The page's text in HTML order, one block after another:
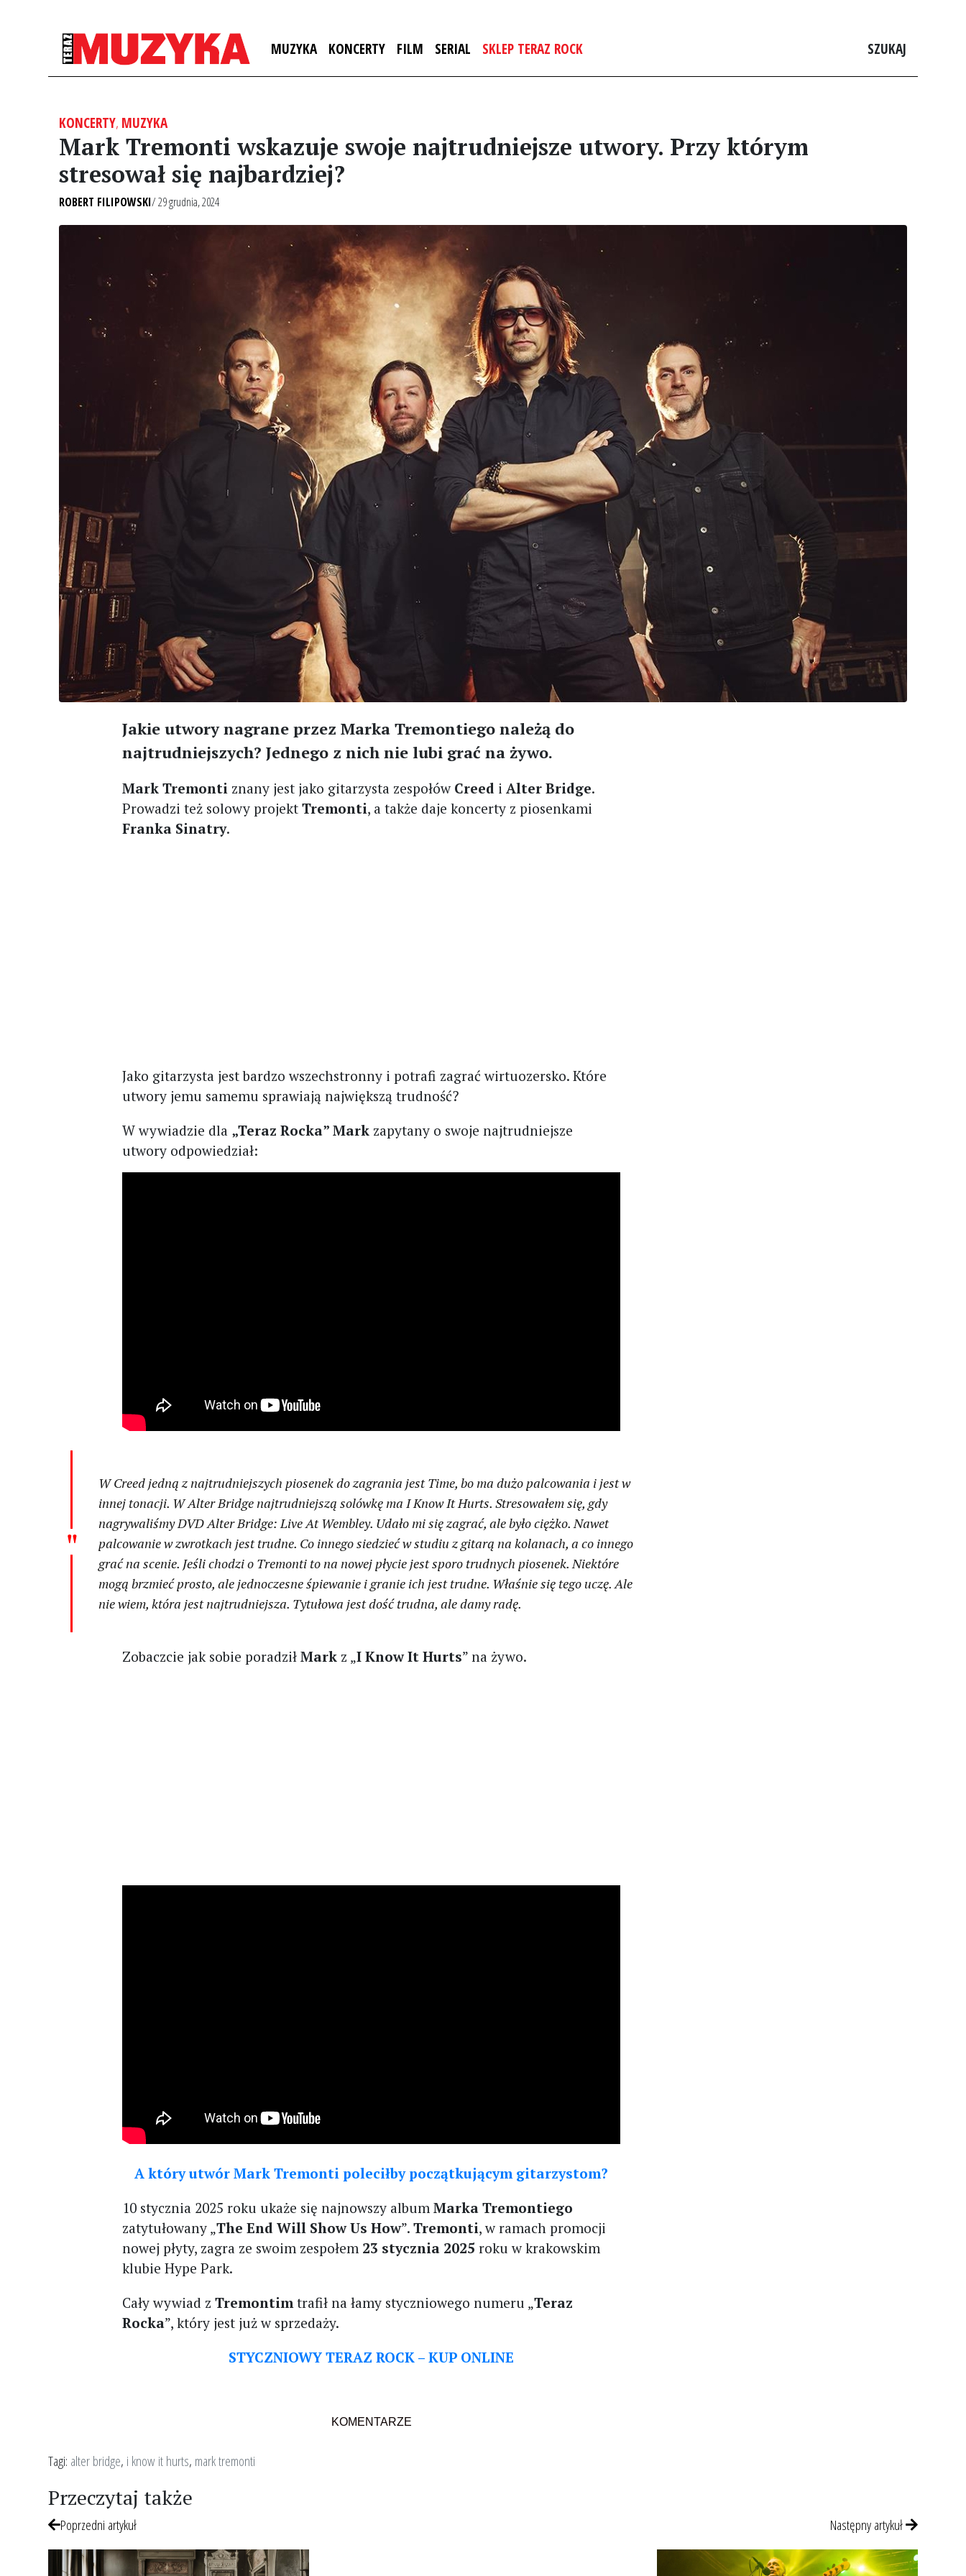
MUZYKA KONCERTY FILM SERIAL SKLEP TERAZ ROCK SZUKAJ
KONCERTY, MUZYKA
Mark Tremonti wskazuje swoje najtrudniejsze utwory. Przy którym
stresował się najbardziej?
ROBERT FILIPOWSKI/ 29 grudnia, 2024
Jakie utwory nagrane przez Marka Tremontiego należą do
najtrudniejszych? Jednego z nich nie lubi grać na żywo.
Mark Tremonti znany jest jako gitarzysta zespołów Creed iAlter Bridge.
Prowadzi też solowy projektTremonti, a także daje koncerty z piosenkami
Franka Sinatry.
Jako gitarzysta jest bardzo wszechstronny i potrafi zagrać wirtuozersko. Które
utwory jemu samemu sprawiają największą trudność?
W wywiadzie dla „Teraz Rocka” Mark zapytany o swoje najtrudniejsze
utwory odpowiedział:
W Creed jedną z najtrudniejszych piosenek do zagrania jestTime, bo ma dużo palcowania i jest w
innej tonacji. W Alter Bridge najtrudniejszą solówkę ma I Know It Hurts. Stresowałem się, gdy
nagrywaliśmy DVD Alter Bridge: Live At Wembley. Udało mi się zagrać, ale było ciężko. Nawet
palcowanie w zwrotkach jest trudne. Co innego siedzieć w studiu z gitarą na kolanach, a co innego
grać na scenie. Jeśli chodzi o Tremonti to na nowej płycie jest sporo trudnych piosenek. Niektóre
mogą brzmieć prosto, ale jednoczesne śpiewanie i granie ich jest trudne. Właśnie się tego uczę. Ale
nie wiem, która jest najtrudniejsza. Tytułowa jest dość trudna, ale damy radę.
Zobaczcie jak sobie poradziłMark z „I Know It Hurts” na żywo.
A który utwór Mark Tremonti poleciłby początkującym gitarzystom?
10 stycznia 2025 roku ukaże się najnowszy albumMarka Tremontiego
zatytułowany „The End Will Show Us How”.Tremonti, w ramach promocji
nowej płyty, zagra ze swoim zespołem 23 stycznia 2025 roku w krakowskim
klubie Hype Park.
Cały wywiad zTremontimtrafił na łamy styczniowego numeru „Teraz
Rocka”, który jest już w sprzedaży.
STYCZNIOWY TERAZ ROCK – KUP ONLINE
KOMENTARZE
Tagi: alter bridge, i know it hurts, mark tremonti
Przeczytaj także
Poprzedni artykuł Następny artykuł